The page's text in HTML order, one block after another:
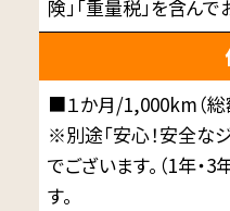
険」「重量税」を含んで
■１か月/1,000km（
※別途「安心！安全な
でございます。（1年・
す。